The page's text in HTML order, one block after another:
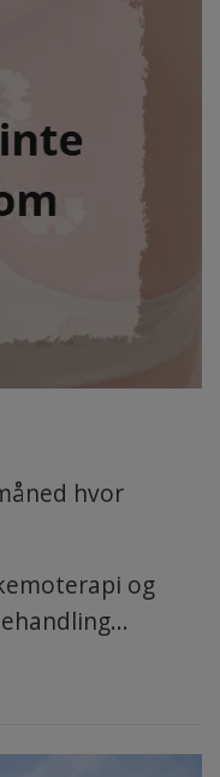
hvor
og